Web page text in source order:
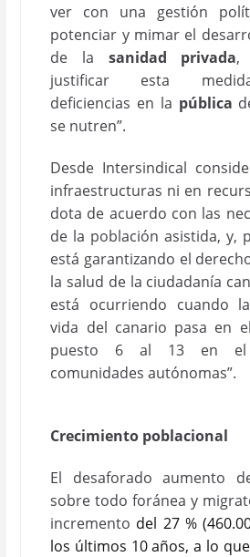
ver con una gestión
potenciar y mimar el
de la sanidad privada,
justificar esta
deficiencias en la pública
se nutren”.
Desde Intersindical
infraestructuras ni en
dota de acuerdo con las
de la población asistida, y,
está garantizando el
la salud de la ciudadanía
está ocurriendo cuando
vida del canario pasa en
puesto 6 al 13 en el
comunidades autónomas”.
Crecimiento poblacional
El desaforado aumento
sobre todo foránea y
incremento del 27 %
los últimos 10 años, a lo